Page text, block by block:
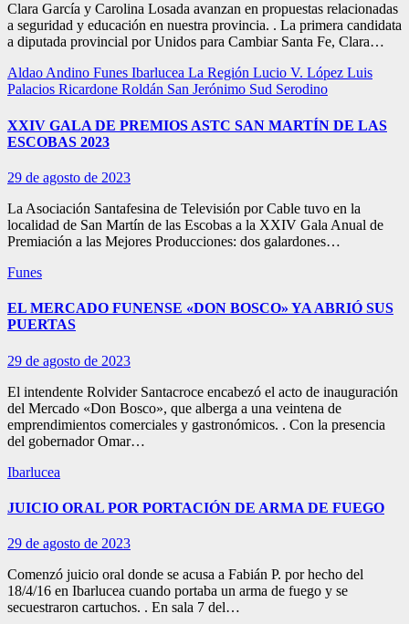
Clara García y Carolina Losada avanzan en propuestas relacionadas
a seguridad y educación en nuestra provincia. . La primera candidata
a diputada provincial por Unidos para Cambiar Santa Fe, Clara…
AldaoAndino Funes Ibarlucea La Región Lucio V. López Luis
Palacios Ricardone Roldán San Jerónimo Sud Serodino
XXIV GALA DE PREMIOS ASTC SAN MARTÍN DE LAS
ESCOBAS 2023
29 de agosto de 2023
La Asociación Santafesina de Televisión por Cable tuvo en la
localidad de San Martín de las Escobas a la XXIV Gala Anual de
Premiación a las Mejores Producciones: dos galardones…
Funes
EL MERCADO FUNENSE «DON BOSCO» YA ABRIÓ SUS
PUERTAS
29 de agosto de 2023
El intendente Rolvider Santacroce encabezó el acto de inauguración
del Mercado «Don Bosco», que alberga a una veintena de
emprendimientos comerciales y gastronómicos. . Con la presencia
del gobernador Omar…
Ibarlucea
JUICIO ORAL POR PORTACIÓN DE ARMA DE FUEGO
29 de agosto de 2023
Comenzó juicio oral donde se acusa a Fabián P. por hecho del
18/4/16 en Ibarlucea cuando portaba un arma de fuego y se
secuestraron cartuchos. . En sala 7 del…